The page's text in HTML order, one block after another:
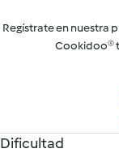
Regístrate en nuestra
Cookidoo®
Dificultad